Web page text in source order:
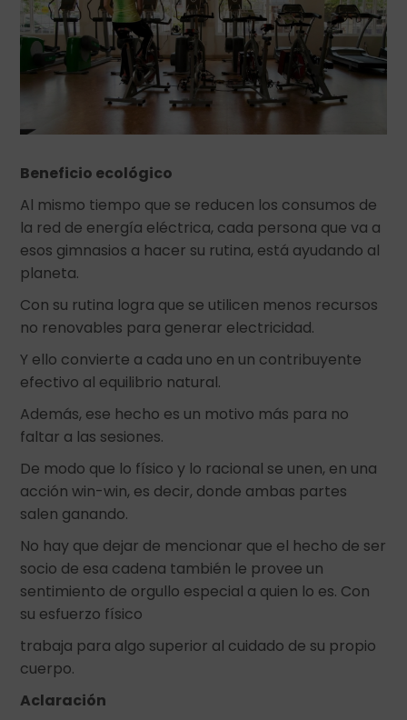
Beneficio ecológico
Al mismo tiempo que se reducen los consumos de
la red de energía eléctrica, cada persona que va a
esos gimnasios a hacer su rutina, está ayudando al
planeta.
Con su rutina logra que se utilicen menos recursos
no renovables para generar electricidad.
Y ello convierte a cada uno en un contribuyente
efectivo al equilibrio natural.
Además, ese hecho es un motivo más para no
faltar a las sesiones.
De modo que lo físico y lo racional se unen, en una
acción win-win, es decir, donde ambas partes
salen ganando.
No hay que dejar de mencionar que el hecho de ser
socio de esa cadena también le provee un
sentimiento de orgullo especial a quien lo es. Con
su esfuerzo físico
trabaja para algo superior al cuidado de su propio
cuerpo.
Aclaración